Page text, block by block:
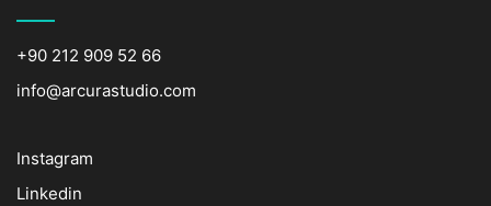
+90 212 909 52 66
info@arcurastudio.com
Instagram
Linkedin